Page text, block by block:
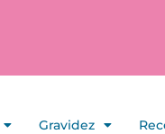
Gravidez